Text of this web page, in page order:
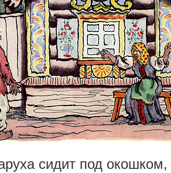
сидит под окошком,